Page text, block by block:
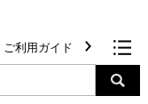
ご利用ガイド